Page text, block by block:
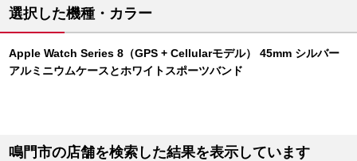
選択した機種・カラー
Apple Watch Series 8（GPS + Cellularモデル） 45mm シルバー
アルミニウムケースとホワイトスポーツバンド
鳴門市の店舗を検索した結果を表示しています